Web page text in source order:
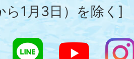
ら1月3日）を除く]